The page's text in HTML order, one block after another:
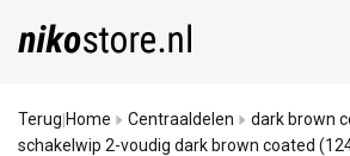
Terug Home Centraaldelen dark brown
schakelwip 2-voudig dark brown coated